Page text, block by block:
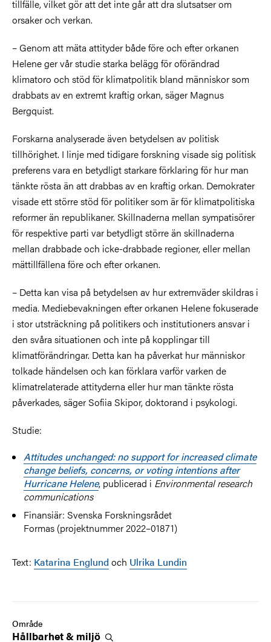
tillfälle, vilket gör att det inte går att dra slutsatser om
orsaker och verkan.
– Genom att mäta attityder både före och efter orkanen
Helene ger vår studie starka belägg för oförändrad
klimatoro och stöd för klimatpolitik bland människor som
drabbats av en extremt kraftig orkan, säger Magnus
Bergquist.
Forskarna analyserade även betydelsen av politisk
tillhörighet. I linje med tidigare forskning visade sig politisk
preferens vara en betydligt starkare förklaring för hur man
tänkte rösta än att drabbas av en kraftig orkan. Demokrater
visade ett större stöd för politiker som är för klimatpolitiska
reformer än republikaner. Skillnaderna mellan sympatisörer
för respektive parti var betydligt större än skillnaderna
mellan drabbade och icke-drabbade regioner, eller mellan
mättillfällena före och efter orkanen.
– Detta kan visa på betydelsen av hur extremväder skildras i
media. Mediebevakningen efter orkanen Helene fokuserade
i stor utsträckning på politikers och institutioners ansvar i
den svåra situationen och inte på kopplingar till
klimatförändringar. Detta kan ha påverkat hur människor
tolkade händelsen och kan förklara varför varken de
klimatrelaterade attityderna eller hur man tänkte rösta
påverkades, säger Sofiia Skipor, doktorand i psykologi.
Studie:
Attitudes unchanged: no support for increased climate
change beliefs, concerns, or voting intentions after
Hurricane Helene, publicerad i Environmental research
communications
Finansiär: Svenska Forskningsrådet
Formas (projektnummer 2022–01871)
Text: Katarina Englund och Ulrika Lundin
Område
Hållbarhet & miljö